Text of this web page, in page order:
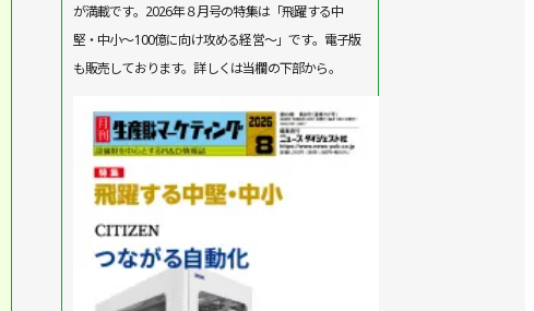
が満載です。2026年８月号の特集は「飛躍する中
堅・中小～100億に向け攻める経営～」です。電子版
も販売しております。詳しくは当欄の下部から。